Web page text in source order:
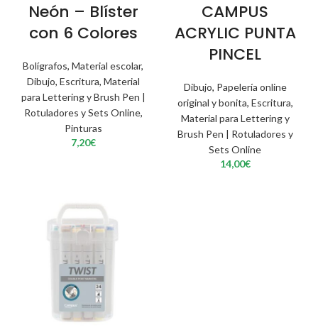
Neón – Blíster
con 6 Colores
Bolígrafos, Material escolar,
Dibujo, Escritura, Material
para Lettering y Brush Pen |
Rotuladores y Sets Online,
Pinturas
7,20€
CAMPUS
ACRYLIC PUNTA
PINCEL
Dibujo, Papelería online
original y bonita, Escritura,
Material para Lettering y
Brush Pen | Rotuladores y
Sets Online
14,00€